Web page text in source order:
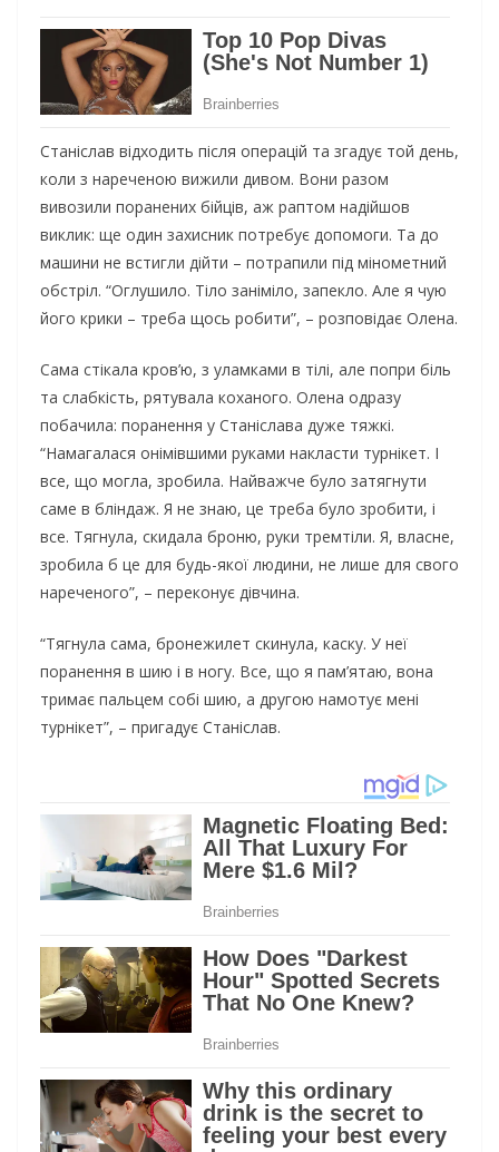
Станіслав відходить після операцій та згадує той день,
коли з нареченою вижили дивом. Вони разом
вивозили поранених бійців, аж раптом надійшов
виклик: ще один захисник потребує допомоги. Та до
машини не встигли дійти – потрапили під мінометний
обстріл. “Оглушило. Тіло заніміло, запекло. Але я чую
його крики – треба щось робити”, – розповідає Олена.
Сама стікала кров’ю, з уламками в тілі, але попри біль
та слабкість, рятувала коханого. Олена одразу
побачила: поранення у Станіслава дуже тяжкі.
“Намагалася онімівшими руками накласти турнікет. І
все, що могла, зробила. Найважче було затягнути
саме в бліндаж. Я не знаю, це треба було зробити, і
все. Тягнула, скидала броню, руки тремтіли. Я, власне,
зробила б це для будь-якої людини, не лише для свого
нареченого”, – переконує дівчина.
“Тягнула сама, бронежилет скинула, каску. У неї
поранення в шию і в ногу. Все, що я пам’ятаю, вона
тримає пальцем собі шию, а другою намотує мені
турнікет”, – пригадує Станіслав.